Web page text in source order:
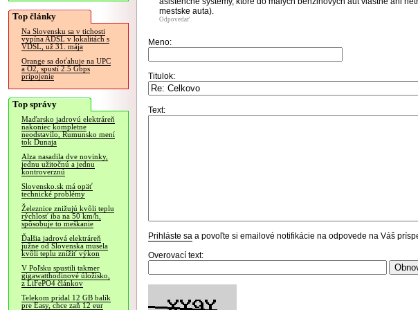
Top články
Na Slovensku sa v tichosti
vypína ADSL v lokalitách s
VDSL, už 31. mája
Orange sa doťahuje na UPC
a O2, spustí 2.5 Gbps
pripojenie
Top správy
Maďarsko jadrovú elektráreň
nakoniec kompletne
neodstavilo, Rumunsko mení
tok Dunaja
Alza nasadila dve novinky,
jednu užitočnú a jednu
kontroverznú
Slovensko.sk má opäť
technické problémy
Železnice znižujú kvôli teplu
rýchlosť iba na 50 km/h,
spôsobuje to meškanie
Ďalšia jadrová elektráreň
južne od Slovenska musela
kvôli teplu znížiť výkon
V Poľsku spustili takmer
gigawatthodinové úložisko,
z LiFePO4 článkov
Telekom pridal 12 GB balík
pre Easy, chce zaň 12 eur
mestske auta).
Odpovedať
Meno:
Titulok:
Text:
Prihláste sa a povoľte si emailové notifikácie na odpovede na Váš
Overovací text: